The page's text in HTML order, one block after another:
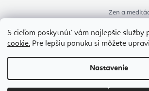
S cieľom poskytnúť vám najlepšie služby
cookie. Pre lepšiu ponuku si môžete
Nastavenie
Zen a
Aromaterapia
Zdravý
Naše
Copyright 2026Flexity. Všetky práva vyhradené.